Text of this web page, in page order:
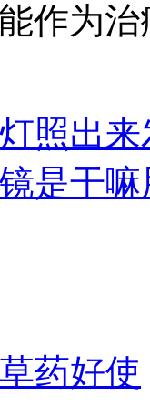
作为
照出
是干
药好使